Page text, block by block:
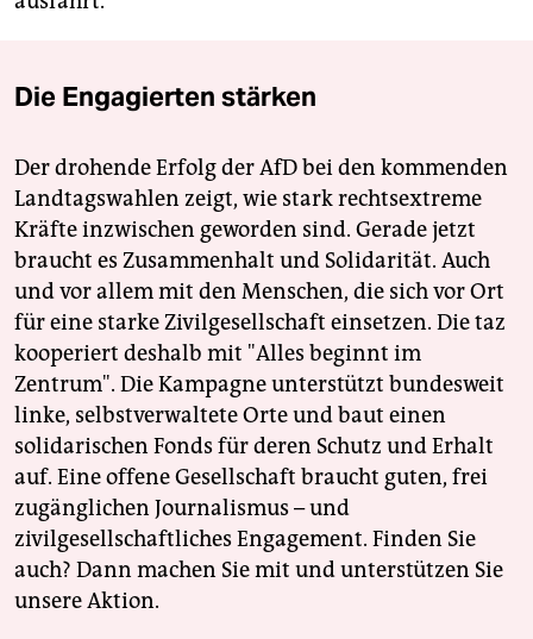
Die Engagierten stärken
Der drohende Erfolg der AfD bei den kommenden
Landtagswahlen zeigt, wie stark rechtsextreme
Kräfte inzwischen geworden sind. Gerade jetzt
braucht es Zusammenhalt und Solidarität. Auch
und vor allem mit den Menschen, die sich vor Ort
für eine starke Zivilgesellschaft einsetzen. Die taz
kooperiert deshalb mit "Alles beginnt im
Zentrum". Die Kampagne unterstützt bundesweit
linke, selbstverwaltete Orte und baut einen
solidarischen Fonds für deren Schutz und Erhalt
auf. Eine offene Gesellschaft braucht guten, frei
zugänglichen Journalismus – und
zivilgesellschaftliches Engagement. Finden Sie
auch? Dann machen Sie mit und unterstützen Sie
unsere Aktion.